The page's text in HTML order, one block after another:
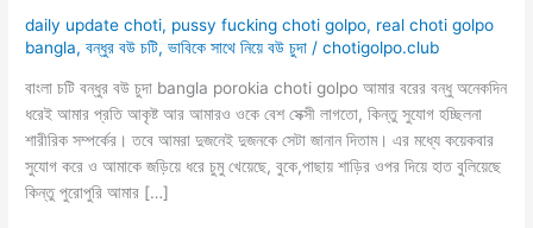
daily update choti, pussy fucking choti golpo, real choti golpo
bangla,বন্ধুর বউ চটি,ভাবিকে সাথে নিয়ে বউ চুদা /chotigolpo.club
বাংলা চটি বন্ধুর বউ চুদা bangla porokia choti golpo আমার বরের বন্ধু অনেকদিন
ধরেই আমার প্রতি আকৃষ্ট আর আমারও ওকে বেশ সেক্সী লাগতো, কিন্তু সুযোগ হচ্ছিলনা
শারীরিক সম্পর্কের। তবে আমরা দুজনেই দুজনকে সেটা জানান দিতাম। এর মধ্যে কয়েকবার
সুযোগ করে ও আমাকে জড়িয়ে ধরে চুমু খেয়েছে, বুকে,পাছায় শাড়ির ওপর দিয়ে হাত বুলিয়েছে
কিন্তু পুরোপুরি আমার […]